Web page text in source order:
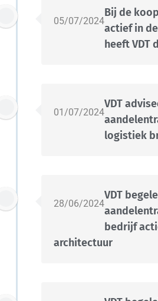
05/07/2024
Bij de
actief in
heeft VDT
01/07/2024
VDT
logistiek
28/06/2024
VDT
bedrijf
architectuur